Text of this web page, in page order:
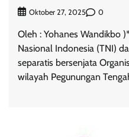
Oktober 27, 2025 0
Oleh : Yohanes Wandikbo
Nasional Indonesia (TNI)
separatis bersenjata
wilayah Pegunungan